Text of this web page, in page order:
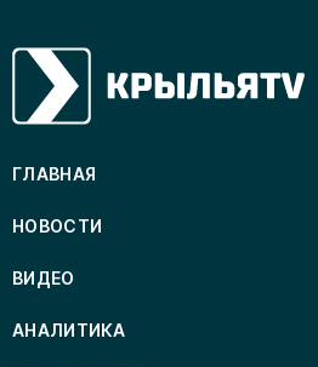
ГЛАВНАЯ
НОВОСТИ
ВИДЕО
АНАЛИТИКА